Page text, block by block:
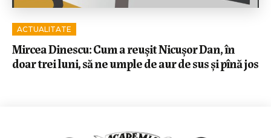
ACTUALITATE
Mircea Dinescu: Cum a reușit Nicușor Dan, în
doar trei luni, să ne umple de aur de sus și pînă jos